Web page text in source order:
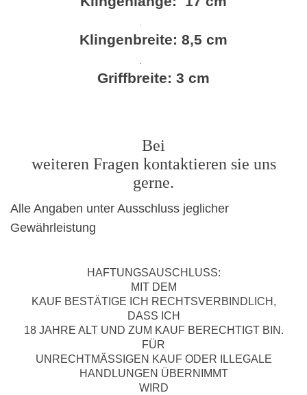
·
Klingenbreite: 8,5 cm
·
Griffbreite: 3 cm
Bei
weiteren Fragen kontaktieren sie uns
gerne.
Alle Angaben unter Ausschluss jeglicher
Gewährleistung
HAFTUNGSAUSCHLUSS:
MIT DEM
KAUF BESTÄTIGE ICH RECHTSVERBINDLICH,
DASS ICH
18 JAHRE ALT UND ZUM KAUF BERECHTIGT BIN.
FÜR
UNRECHTMÄSSIGEN KAUF ODER ILLEGALE
HANDLUNGEN ÜBERNIMMT
WIRD